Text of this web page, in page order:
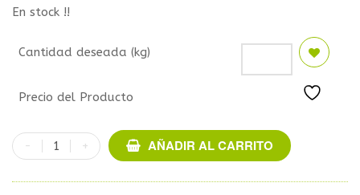
En stock !!
Cantidad deseada (kg)
Precio del Producto
AÑADIR AL CARRITO